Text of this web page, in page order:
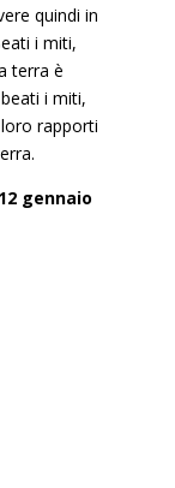
quindi in
i miti,
terra è
i miti,
rapporti
gennaio